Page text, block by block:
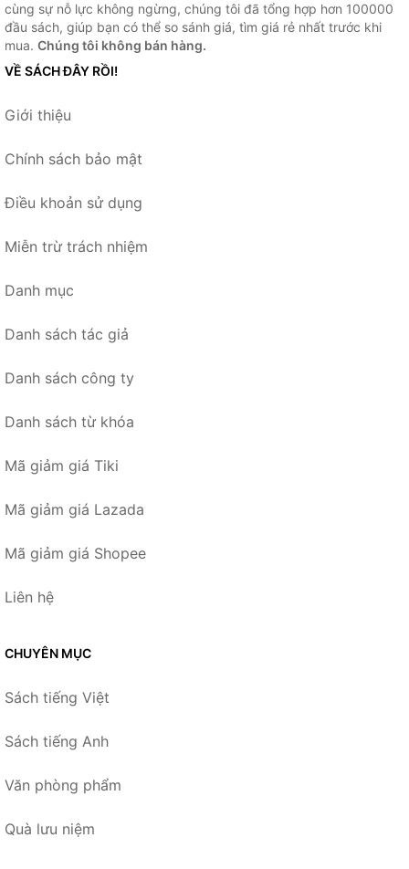
cùng sự nỗ lực không ngừng, chúng tôi đã tổng hợp hơn 100000
đầu sách, giúp bạn có thể so sánh giá, tìm giá rẻ nhất trước khi
mua. Chúng tôi không bán hàng.
VỀ SÁCH ĐÂY RỒI!
Giới thiệu
Chính sách bảo mật
Điều khoản sử dụng
Miễn trừ trách nhiệm
Danh mục
Danh sách tác giả
Danh sách công ty
Danh sách từ khóa
Mã giảm giá Tiki
Mã giảm giá Lazada
Mã giảm giá Shopee
Liên hệ
CHUYÊN MỤC
Sách tiếng Việt
Sách tiếng Anh
Văn phòng phẩm
Quà lưu niệm